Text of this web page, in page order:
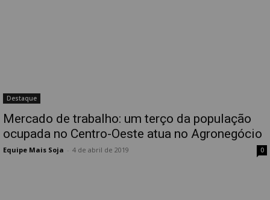
Destaque
Mercado de trabalho: um terço da população
ocupada no Centro-Oeste atua no Agronegócio
Equipe Mais Soja 4 de abril de 2019 0